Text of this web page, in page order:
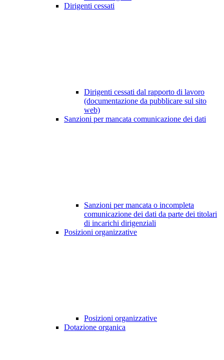
Dirigenti cessati
Dirigenti cessati dal rapporto di lavoro
(documentazione da pubblicare sul sito
web)
Sanzioni per mancata comunicazione dei dati
Sanzioni per mancata o incompleta
comunicazione dei dati da parte dei titolari
di incarichi dirigenziali
Posizioni organizzative
Posizioni organizzative
Dotazione organica